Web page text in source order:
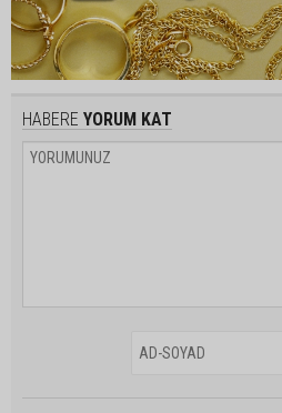
HABERE YORUM KAT